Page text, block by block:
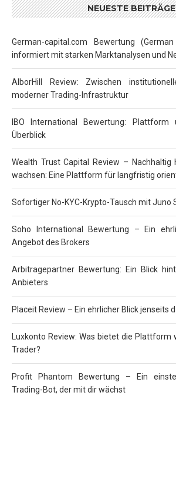
NEUESTE BEITRÄGE
German-capital.com Bewertung
informiert mit starken Marktanalysen und
AlborHill Review: Zwischen
moderner Trading-Infrastruktur
IBO International Bewertung: Plattform
Überblick
Wealth Trust Capital Review – Nachhaltig
wachsen: Eine Plattform für langfristig
Sofortiger No-KYC-Krypto-Tausch mit Juno
Soho International Bewertung – Ein
Angebot des Brokers
Arbitragepartner Bewertung: Ein Blick
Anbieters
Placeit Review – Ein ehrlicher Blick jenseits
Luxkonto Review: Was bietet die Plattform
Trader?
Profit Phantom Bewertung – Ein
Trading-Bot, der mit dir wächst